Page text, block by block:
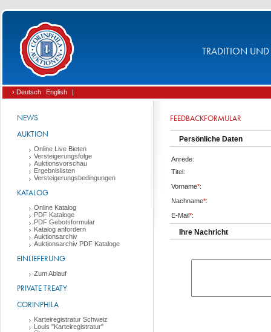
TRADITION UND
› Deutsch English |
NEWS
AUKTION
Online Live Bieten
Versteigerungsfolge
Auktionsvorschau
Ergebnislisten
Versteigerungsbedingungen
KATALOG
Online Katalog
PDF Kataloge
PDF Gebotsformular
Katalog anfordern
Auktionsarchiv
Auktionsarchiv PDF Kataloge
EINLIEFERUNG
Zum Ablauf
PRIVATE TREATY
CORINPHILA
Karteiregistratur Schweiz
Louis "Karteiregistratur"
FEEDBACKFORMULAR
Persönliche Daten
Anrede:
Titel:
Vorname*:
Nachname*:
E-Mail*:
Ihre Nachricht